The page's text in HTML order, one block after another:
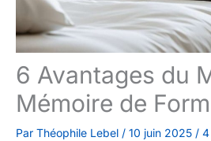
6 Avantages du
Mémoire de
Par Théophile Lebel / 10 juin 2025 / 4